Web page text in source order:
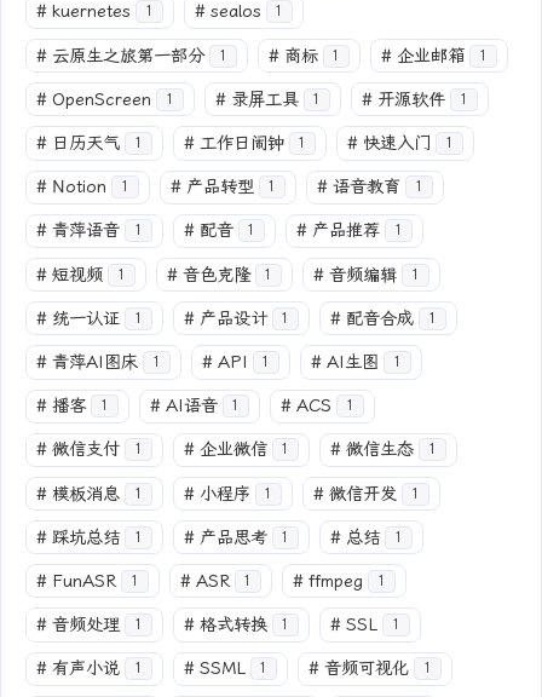
# kuernetes 1 # sealos 1
# 云原生之旅第一部分 1 # 商标 1 # 企业邮箱 1
# OpenScreen 1 # 录屏工具 1 # 开源软件 1
# 日历天气 1 # 工作日闹钟 1 # 快速入门 1
# Notion 1 # 产品转型 1 # 语音教育 1
# 青萍语音 1 # 配音 1 # 产品推荐 1
# 短视频 1 # 音色克隆 1 # 音频编辑 1
# 统一认证 1 # 产品设计 1 # 配音合成 1
# 青萍AI图床 1 # API 1 # AI生图 1
# 播客 1 # AI语音 1 # ACS 1
# 微信支付 1 # 企业微信 1 # 微信生态 1
# 模板消息 1 # 小程序 1 # 微信开发 1
# 踩坑总结 1 # 产品思考 1 # 总结 1
# FunASR 1 # ASR 1 # ffmpeg 1
# 音频处理 1 # 格式转换 1 # SSL 1
# 有声小说 1 # SSML 1 # 音频可视化 1